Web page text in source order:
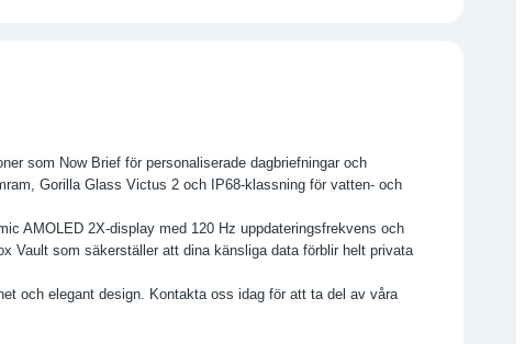
som Now Brief för personaliserade dagbriefningar och
Gorilla Glass Victus 2 och IP68-klassning för vatten- och
AMOLED 2X-display med 120 Hz uppdateringsfrekvens och
Vault som säkerställer att dina känsliga data förblir helt privata
och elegant design. Kontakta oss idag för att ta del av våra